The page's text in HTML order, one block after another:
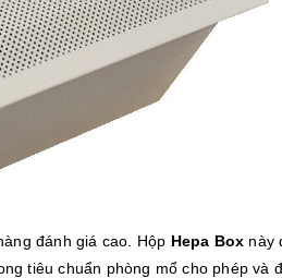
đánh giá cao. Hộp Hepa Box này
tiêu chuẩn phòng mổ cho phép và